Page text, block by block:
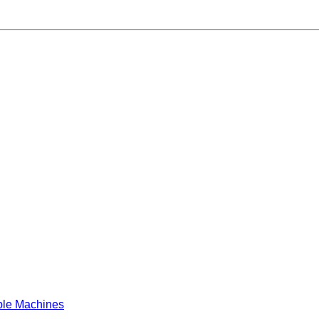
Machines